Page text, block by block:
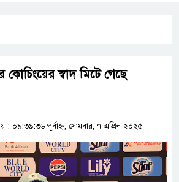
কোচিংয়ের স্বাদ মিটে গেছে
০৯:৩৯:৩৬ পূর্বাহ্ন, সোমবার, ৭ এপ্রিল ২০২৫